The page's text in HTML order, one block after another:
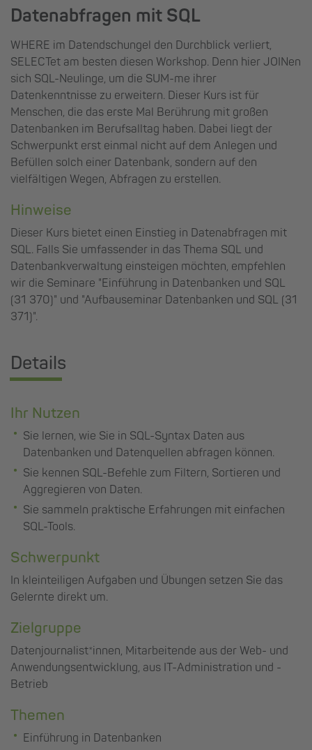
Datenabfragen mit SQL
WHERE im Datendschungel den Durchblick verliert,
SELECTet am besten diesen Workshop. Denn hier JOINen
sich SQL-Neulinge, um die SUM-me ihrer
Datenkenntnisse zu erweitern. Dieser Kurs ist für
Menschen, die das erste Mal Berührung mit großen
Datenbanken im Berufsalltag haben. Dabei liegt der
Schwerpunkt erst einmal nicht auf dem Anlegen und
Befüllen solch einer Datenbank, sondern auf den
vielfältigen Wegen, Abfragen zu erstellen.
Hinweise
Dieser Kurs bietet einen Einstieg in Datenabfragen mit
SQL. Falls Sie umfassender in das Thema SQL und
Datenbankverwaltung einsteigen möchten, empfehlen
wir die Seminare "Einführung in Datenbanken und SQL
(31 370)" und "Aufbauseminar Datenbanken und SQL (31
371)".
Details
Ihr Nutzen
Sie lernen, wie Sie in SQL-Syntax Daten aus
Datenbanken und Datenquellen abfragen können.
Sie kennen SQL-Befehle zum Filtern, Sortieren und
Aggregieren von Daten.
Sie sammeln praktische Erfahrungen mit einfachen
SQL-Tools.
Schwerpunkt
In kleinteiligen Aufgaben und Übungen setzen Sie das
Gelernte direkt um.
Zielgruppe
Datenjournalist*innen, Mitarbeitende aus der Web- und
Anwendungsentwicklung, aus IT-Administration und -
Betrieb
Themen
Einführung in Datenbanken